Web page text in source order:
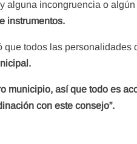
alguna incongruencia o
instrumentos.
que todos las
municipio, así que todo es
con este consejo”.